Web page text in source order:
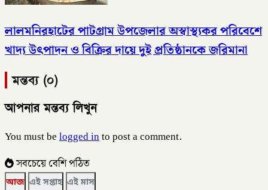
লালমনিরহাটের পাটগ্রাম উপজেলার অস্বাস্থ্যকর পরিবেশে
খাদ্য উৎপাদন ও বিক্রির দায়ে দুই প্রতিষ্ঠানকে জরিমানা
মন্তব্য (০)
আপনার মন্তব্য লিখুন
You must belogged into post a comment.
সবচেয়ে বেশি পঠিত
আজ এই সপ্তাহ এই মাস